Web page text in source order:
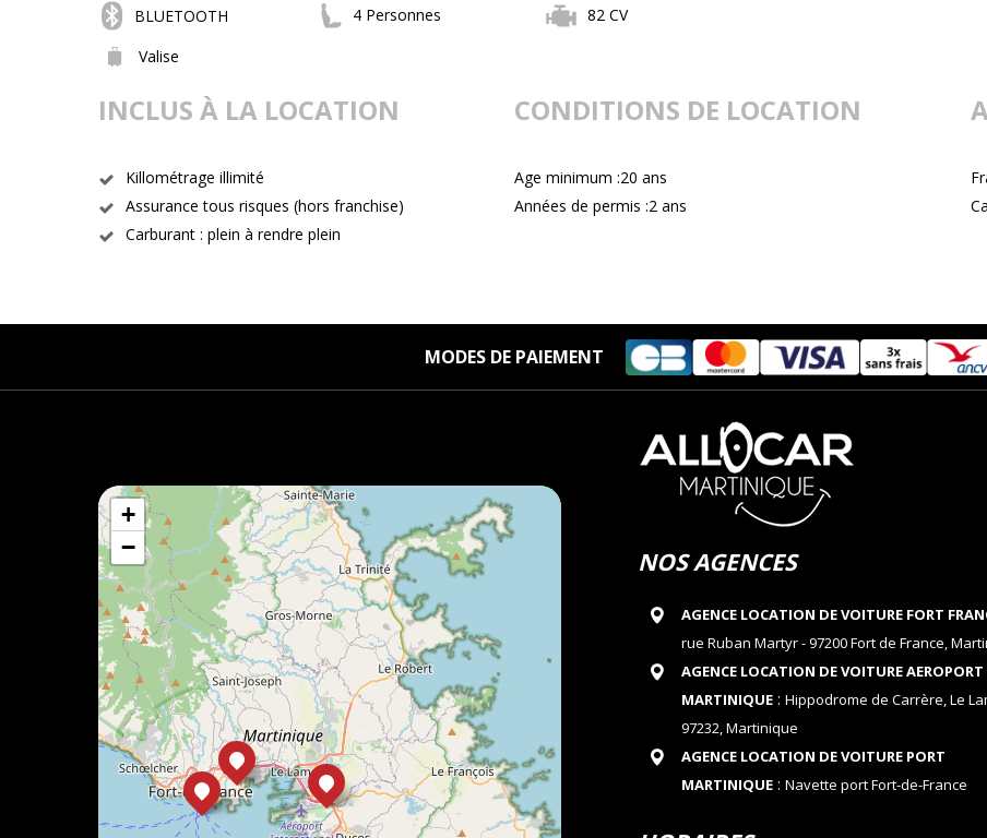
BLUETOOTH
4 Personnes
82 CV
Valise
INCLUS À LA LOCATION
Killométrage illimité
Assurance tous risques (hors franchise)
Carburant : plein à rendre plein
CONDITIONS DE LOCATION
Age minimum :20 ans
Années de permis :2 ans
MODES DE PAIEMENT
+
−
NOS AGENCES
AGENCE LOCATION DE VOITURE FORT
rue Ruban Martyr - 97200 Fort de France,
AGENCE LOCATION DE VOITURE AEROPORT
MARTINIQUE: Hippodrome de Carrère, Le
97232, Martinique
AGENCE LOCATION DE VOITURE PORT
MARTINIQUE: Navette port Fort-de-France